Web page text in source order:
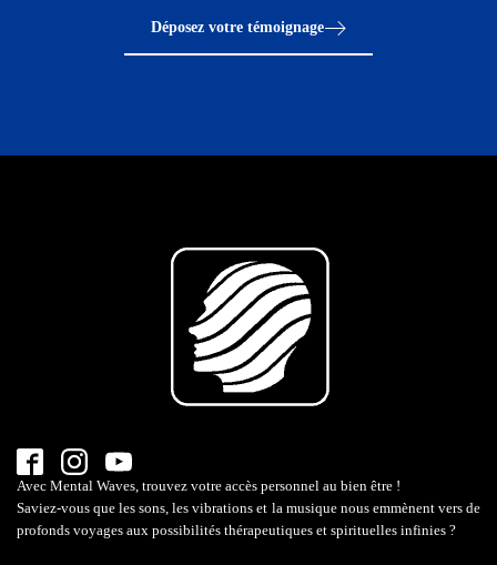
Déposez votre témoignage
Avec Mental Waves, trouvez votre accès personnel au bien être !
Saviez-vous que les sons, les vibrations et la musique nous emmènent vers de
profonds voyages aux possibilités thérapeutiques et spirituelles infinies ?